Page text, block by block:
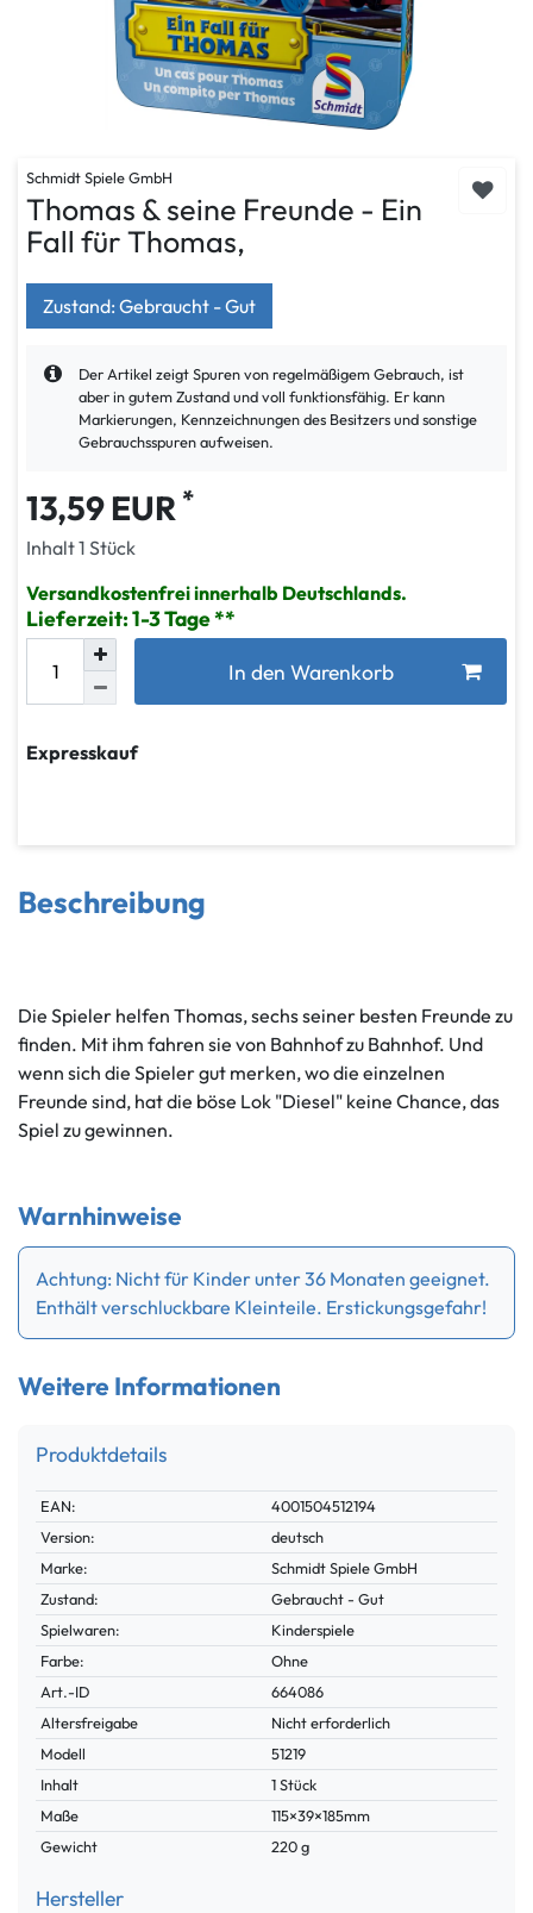
Schmidt Spiele GmbH
Thomas & seine Freunde - Ein
Fall für Thomas,
Zustand: Gebraucht - Gut
Der Artikel zeigt Spuren von regelmäßigem Gebrauch, ist
aber in gutem Zustand und voll funktionsfähig. Er kann
Markierungen, Kennzeichnungen des Besitzers und sonstige
Gebrauchsspuren aufweisen.
13,59 EUR *
Inhalt1 Stück
Versandkostenfrei innerhalb Deutschlands.
Lieferzeit: 1-3 Tage
In den Warenkorb
Expresskauf
Beschreibung
Die Spieler helfen Thomas, sechs seiner besten Freunde zu
finden. Mit ihm fahren sie von Bahnhof zu Bahnhof. Und
wenn sich die Spieler gut merken, wo die einzelnen
Freunde sind, hat die böse Lok "Diesel" keine Chance, das
Spiel zu gewinnen.
Warnhinweise
Achtung: Nicht für Kinder unter 36 Monaten geeignet.
Enthält verschluckbare Kleinteile. Erstickungsgefahr!
Weitere Informationen
Produktdetails
Technisches
Merkmal
Wert
EAN:
4001504512194
Version:
deutsch
Marke:
Schmidt Spiele GmbH
Zustand:
Gebraucht - Gut
Spielwaren:
Kinderspiele
Farbe:
Ohne
Technisches
Merkmal
Wert
Art.-ID
664086
Altersfreigabe
Nicht erforderlich
Modell
51219
Inhalt
1 Stück
Maße
115×39×185mm
Gewicht
220 g
Hersteller